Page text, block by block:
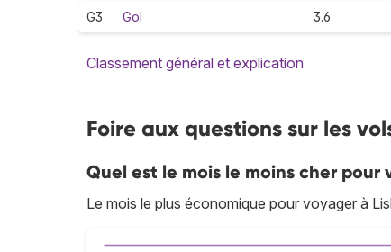
G3 Gol 3.6
Classement général et explication
Foire aux questions sur les
Quel est le mois le moins cher pour
Le mois le plus économique pour voyager à